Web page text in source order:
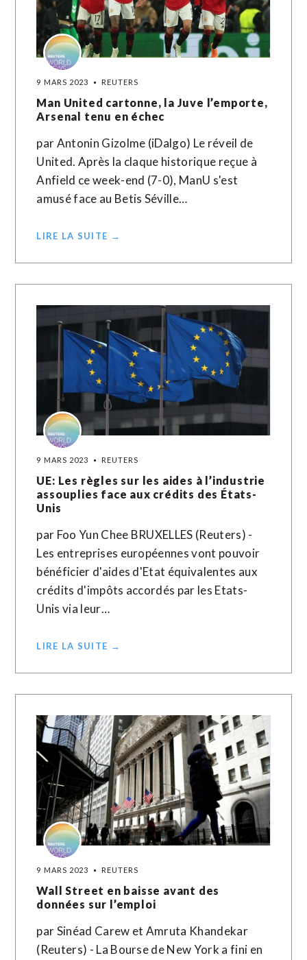
9 MARS 2023 REUTERS
Man United cartonne, la Juve l’emporte,
Arsenal tenu en échec
par Antonin Gizolme (iDalgo) Le réveil de
United. Après la claque historique reçue à
Anfield ce week-end (7-0), ManU s'est
amusé face au Betis Séville…
LIRE LA SUITE →
9 MARS 2023 REUTERS
UE: Les règles sur les aides à l’industrie
assouplies face aux crédits des États-
Unis
par Foo Yun Chee BRUXELLES (Reuters) -
Les entreprises européennes vont pouvoir
bénéficier d'aides d'Etat équivalentes aux
crédits d'impôts accordés par les Etats-
Unis via leur…
LIRE LA SUITE →
9 MARS 2023 REUTERS
Wall Street en baisse avant des
données sur l’emploi
par Sinéad Carew et Amruta Khandekar
(Reuters) - La Bourse de New York a fini en